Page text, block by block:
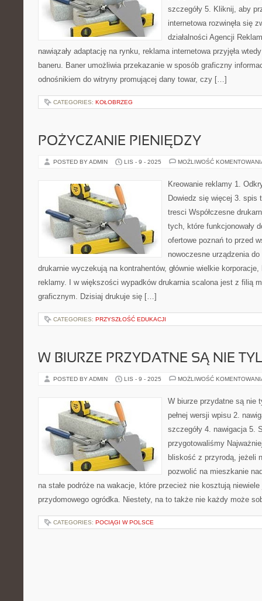
szczegóły 5. Kliknij, aby
internetowa rozwinęła się
działalności Agencji
nawiązały adaptację na rynku, reklama internetowa przyjęła
baneru. Baner umożliwia przekazanie w sposób graficzny
odnośnikiem do witryny promującej dany towar, czy […]
CATEGORIES: KOŁOBRZEG
POŻYCZANIE PIENIĘDZY
POSTED BY ADMIN LIS - 9 - 2025 MOŻLIWOŚĆ
Kreowanie reklamy 1.
Dowiedz się więcej 3.
tresci Współczesne
tych, które funkcjonowały
ofertowe poznań to przed
nowoczesne urządzenia
drukarnie wyczekują na kontrahentów, głównie wielkie
reklamy. I w większości wypadków drukarnia scalona jest z filią
graficznym. Dzisiaj drukuje się […]
CATEGORIES: PRZYSZŁOŚĆ EDUKACJI
W BIURZE PRZYDATNE SĄ NIE
POSTED BY ADMIN LIS - 9 - 2025 MOŻLIWOŚĆ
W biurze przydatne są nie
pełnej wersji wpisu 2.
szczegóły 4. nawigacja 5.
przygotowaliśmy
bliskość z przyrodą, jeżeli
pozwolić na mieszkanie
na stałe podróże na wakacje, które przecież nie kosztują
przydomowego ogródka. Niestety, na to także nie każdy może
CATEGORIES: POCIĄGI W POLSCE